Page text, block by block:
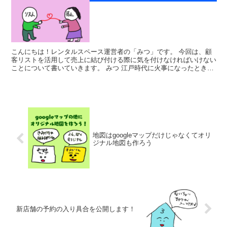
こんにちは！レンタルスペース運営者の「みつ」です。 今回は、顧
客リストを活用して売上に結び付ける際に気を付けなければいけない
ことについて書いていきます。 みつ 江戸時代に火事になったときは
地図はgoogleマップだけじゃなくてオリ
ジナル地図も作ろう
新店舗の予約の入り具合を公開します！